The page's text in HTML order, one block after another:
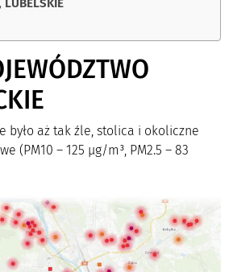
LUBELSKIE
było aż tak źle, stolica i okoliczne
(PM10 – 125 µg/m³, PM2.5 – 83